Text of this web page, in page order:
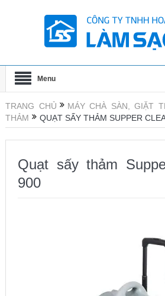
Menu
TRANG CHỦ MÁY CHÀ SÀN, GIẶT
THẢM
QUẠT SẤY THẢM SUPPER
Quạt sấy thảm
900